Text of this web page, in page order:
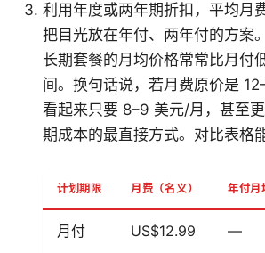
利用年度或两年期折扣，平均月
把目光放在年付、两年付的方案
长期套餐的月均价格常常比月付
间。换句话说，若月费原价是
看起来只要 8–9 美元/月，甚至
期成本的最直接方式。对比表格
计划期限 月费（名义） 年付月
月付 US$12.99 —